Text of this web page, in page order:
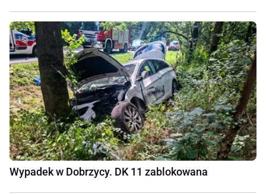
Wypadek w Dobrzycy. DK 11 zablokowana